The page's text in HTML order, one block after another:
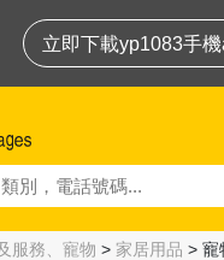
立即下載yp1083手
服務、寵物 > 家居用品 > 寵